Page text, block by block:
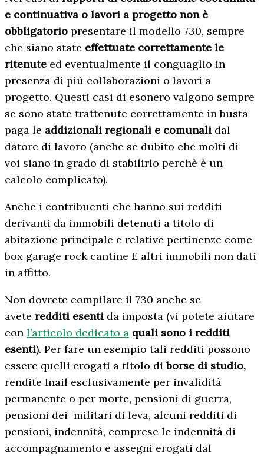
e continuativa o lavori a progetto non è
obbligatorio presentare il modello 730, sempre
che siano state effettuate correttamente le
ritenute ed eventualmente il conguaglio in
presenza di più collaborazioni o lavori a
progetto. Questi casi di esonero valgono sempre
se sono state trattenute correttamente in busta
paga le addizionali regionali e comunali dal
datore di lavoro (anche se dubito che molti di
voi siano in grado di stabilirlo perchè è un
calcolo complicato).
Anche i contribuenti che hanno sui redditi
derivanti da immobili detenuti a titolo di
abitazione principale e relative pertinenze come
box garage rock cantine E altri immobili non dati
in affitto.
Non dovrete compilare il 730 anche se
avete redditi esenti da imposta (vi potete aiutare
con l’articolo dedicato a quali sono i redditi
esenti). Per fare un esempio tali redditi possono
essere quelli erogati a titolo diborse di studio,
rendite Inail esclusivamente per invalidità
permanente o per morte, pensioni di guerra,
pensioni dei militari di leva, alcuni redditi di
pensioni, indennità, comprese le indennità di
accompagnamento e assegni erogati dal